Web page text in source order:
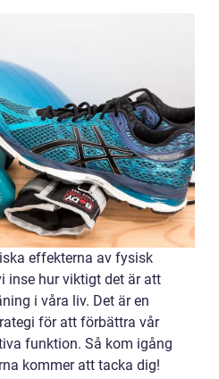
effekterna av fysisk
inse hur viktigt det är att
i våra liv. Det är en
för att förbättra vår
funktion. Så kom igång
kommer att tacka dig!